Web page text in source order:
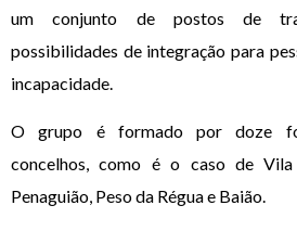
um conjunto de postos de
possibilidades de integração para
incapacidade.
O grupo é formado por doze
concelhos, como é o caso de
Penaguião, Peso da Régua e Baião.